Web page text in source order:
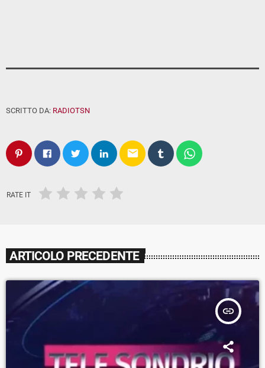
SCRITTO DA: RADIOTSN
email
RATE IT
ARTICOLO PRECEDENTE
insert_link